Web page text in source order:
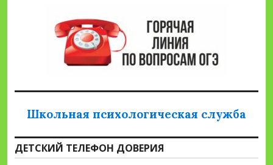
Школьная психологическая служба
ДЕТСКИЙ ТЕЛЕФОН ДОВЕРИЯ